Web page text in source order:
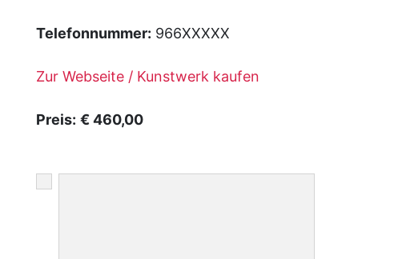
Telefonnummer: 966XXXXX
Zur Webseite / Kunstwerk kaufen
Preis: € 460,00